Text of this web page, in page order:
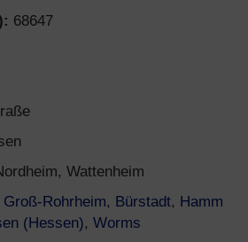
68647
Wattenheim
Groß-Rohrheim, Bürstadt, Hamm
(Hessen), Worms